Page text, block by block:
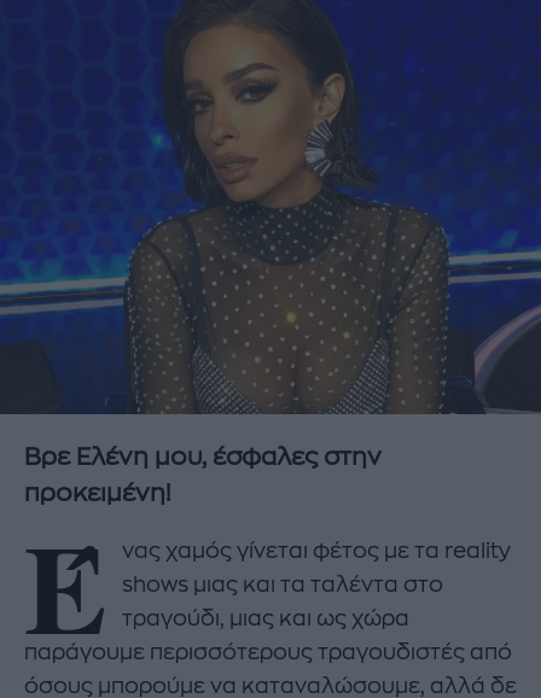
Βρε Ελένη μου, έσφαλες στην
προκειμένη!
Έ
νας χαμός γίνεται φέτος με τα reality
shows μιας και τα ταλέντα στο
τραγούδι, μιας και ως χώρα
παράγουμε περισσότερους τραγουδιστές από
όσους μπορούμε να καταναλώσουμε, αλλά δε